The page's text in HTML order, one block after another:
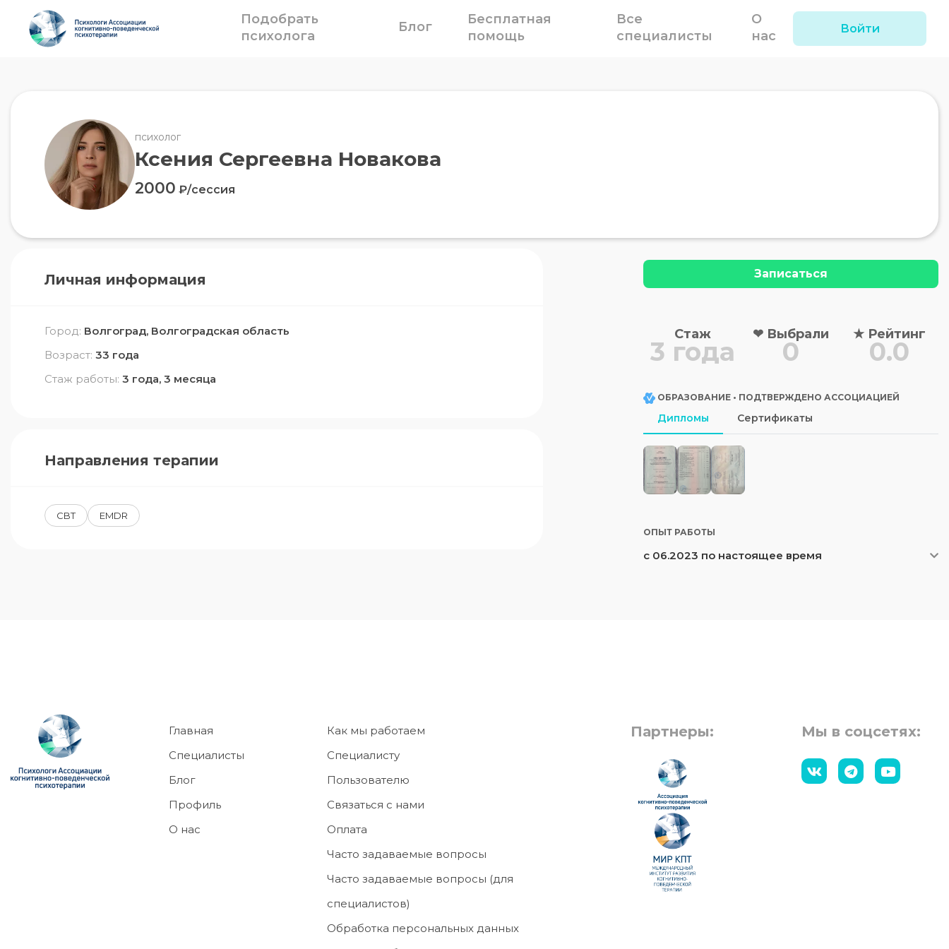
Подобрать
психолога
Блог Бесплатная
помощь
Все
специалисты
О
нас Войти
психолог
Ксения Сергеевна Новакова
2000 ₽/сессия
Личная информация
Город: Волгоград, Волгоградская область
Возраст: 33 года
Стаж работы: 3 года, 3 месяца
Направления терапии
CBT EMDR
Записаться
Стаж
3 года
❤ Выбрали
0
★ Рейтинг
0.0
ОБРАЗОВАНИЕ • ПОДТВЕРЖДЕНО АССОЦИАЦИЕЙ
Дипломы Сертификаты
ОПЫТ РАБОТЫ
с 06.2023 по настоящее время
Главная
Специалисты
Блог
Профиль
О нас
Как мы работаем
Специалисту
Пользователю
Связаться с нами
Оплата
Часто задаваемые вопросы
Часто задаваемые вопросы (для
специалистов)
Обработка персональных данных
Партнеры: Мы в соцсетях: